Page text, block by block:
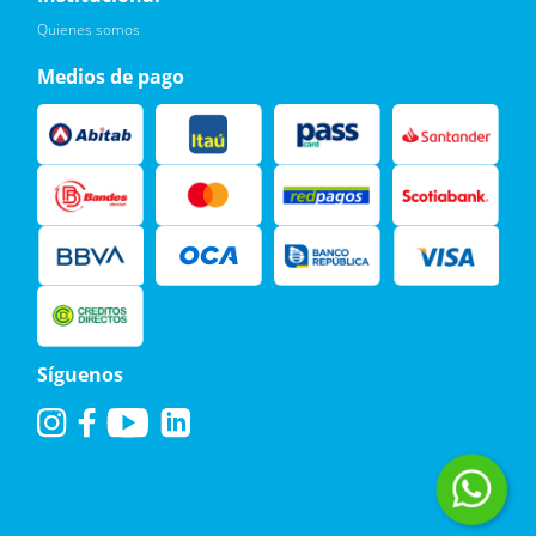
Leí, soy consciente de las condiciones para el tratamiento de
mis datos personales y doy mi consentimiento, tal y como se
Quienes somos
Medios de pago
Síguenos